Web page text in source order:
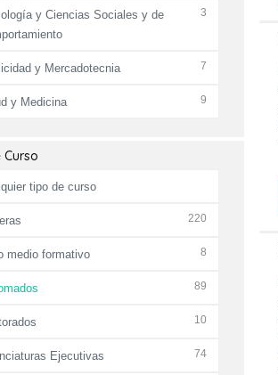
y Ciencias Sociales y de
3
y Mercadotecnia 7
y Medicina 9
tipo de curso
220
medio formativo 8
89
10
Ejecutivas 74